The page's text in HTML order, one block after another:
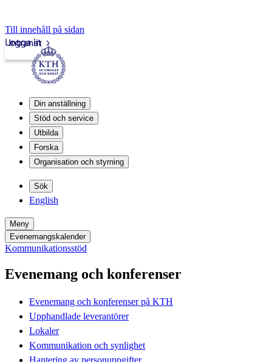
Till innehåll på sidan
Intranät
Logga in
Din anställning
Stöd och service
Utbilda
Forska
Organisation och styrning
Sök
English
Meny
Evenemangskalender
Kommunikationsstöd
Evenemang och konferenser
Evenemang och konferenser på KTH
Upphandlade leverantörer
Lokaler
Kommunikation och synlighet
Hantering av personuppgifter